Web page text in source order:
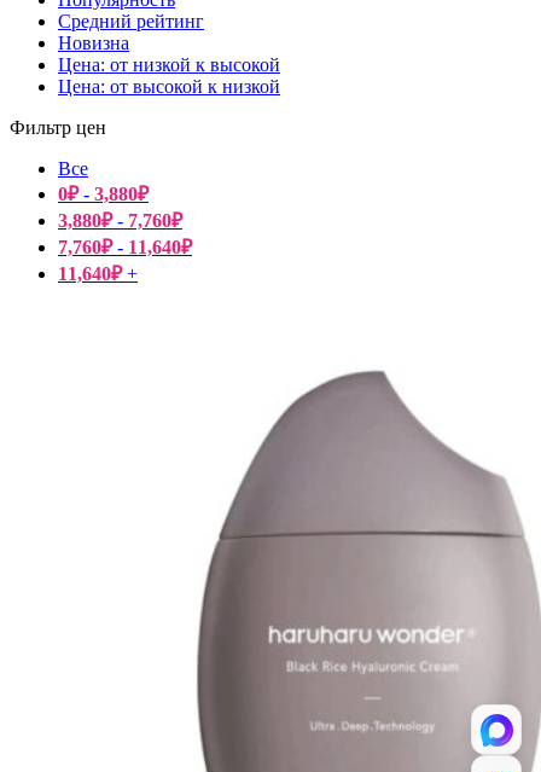
Средний рейтинг
Новизна
Цена: от низкой к высокой
Цена: от высокой к низкой
Фильтр цен
Все
0₽- 3,880₽
3,880₽- 7,760₽
7,760₽- 11,640₽
11,640₽+